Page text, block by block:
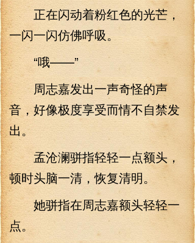
正在闪动着粉红色的光芒，
一闪一闪仿佛呼吸。
“哦——”
周志嘉发出一声奇怪的声
音，好像极度享受而情不自禁发
出。
孟沧澜骈指轻轻一点额头，
顿时头脑一清，恢复清明。
她骈指在周志嘉额头轻轻一
点。